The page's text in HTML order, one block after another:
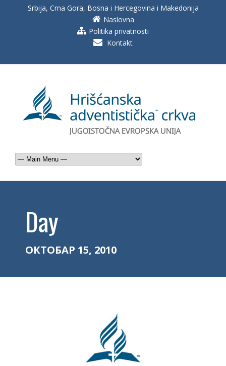
Srbija, Crna Gora, Bosna i Hercegovina i Makedonija
Naslovna
Politika privatnosti
Kontakt
Day
ОКТОБАР 15, 2010